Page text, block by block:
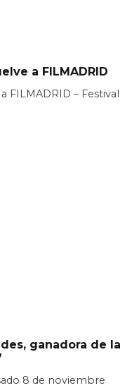
a FILMADRID
FILMADRID – Festival
ganadora de la
8 de noviembre